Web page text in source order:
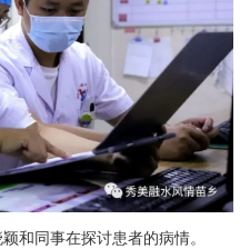
和同事在探讨患者的病情。